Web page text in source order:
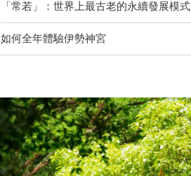
「常若」：世界上最古老的永續發展模式
如何全年體驗伊勢神宮